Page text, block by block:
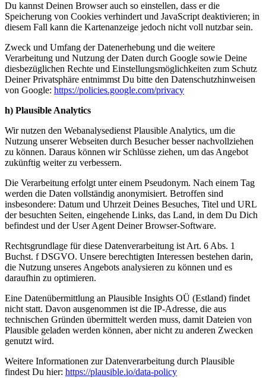
Du kannst Deinen Browser auch so einstellen, dass er die
Speicherung von Cookies verhindert und JavaScript deaktivieren; in
diesem Fall kann die Kartenanzeige jedoch nicht voll nutzbar sein.
Zweck und Umfang der Datenerhebung und die weitere
Verarbeitung und Nutzung der Daten durch Google sowie Deine
diesbezüglichen Rechte und Einstellungsmöglichkeiten zum Schutz
Deiner Privatsphäre entnimmst Du bitte den Datenschutzhinweisen
von Google: https://policies.google.com/privacy
h) Plausible Analytics
Wir nutzen den Webanalysedienst Plausible Analytics, um die
Nutzung unserer Webseiten durch Besucher besser nachvollziehen
zu können. Daraus können wir Schlüsse ziehen, um das Angebot
zukünftig weiter zu verbessern.
Die Verarbeitung erfolgt unter einem Pseudonym. Nach einem Tag
werden die Daten vollständig anonymisiert. Betroffen sind
insbesondere: Datum und Uhrzeit Deines Besuches, Titel und URL
der besuchten Seiten, eingehende Links, das Land, in dem Du Dich
befindest und der User Agent Deiner Browser-Software.
Rechtsgrundlage für diese Datenverarbeitung ist Art. 6 Abs. 1
Buchst. f DSGVO. Unsere berechtigten Interessen bestehen darin,
die Nutzung unseres Angebots analysieren zu können und es
daraufhin zu optimieren.
Eine Datenübermittlung an Plausible Insights OÜ (Estland) findet
nicht statt. Davon ausgenommen ist die IP-Adresse, die aus
technischen Gründen übermittelt werden muss, damit Dateien von
Plausible geladen werden können, aber nicht zu anderen Zwecken
genutzt wird.
Weitere Informationen zur Datenverarbeitung durch Plausible
findest Du hier: https://plausible.io/data-policy